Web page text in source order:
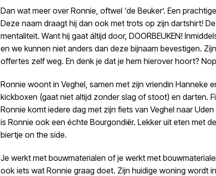
Dan wat meer over Ronnie, oftwel ‘de Beuker’. Een
Deze naam draagt hij dan ook met trots op zijn dartshirt!
mentaliteit. Want hij gaat áltijd door, DOORBEUKEN!
en we kunnen niet anders dan deze bijnaam bevestigen.
offertes zelf weg. En denk je dat je hem hierover hoort?
Ronnie woont in Veghel, samen met zijn vriendin Hanneke
kickboxen (gaat niet altijd zonder slag of stoot) en darten.
Ronnie komt iedere dag met zijn fiets van Veghel naar
is Ronnie ook een échte Bourgondiër. Lekker uit eten met
biertje on the side.
Je werkt met bouwmaterialen of je werkt met
ook iets wat Ronnie graag doet. Zijn huidige woning wordt